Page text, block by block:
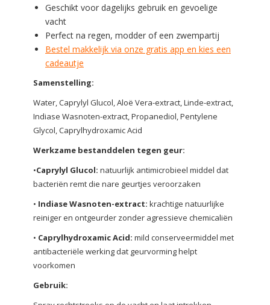
Geschikt voor dagelijks gebruik en gevoelige
vacht
Perfect na regen, modder of een zwempartij
Bestel makkelijk via onze gratis app en kies een
cadeautje
Samenstelling:
Water, Caprylyl Glucol, Aloë Vera-extract, Linde-extract,
Indiase Wasnoten-extract, Propanediol, Pentylene
Glycol, Caprylhydroxamic Acid
Werkzame bestanddelen tegen geur:
•Caprylyl Glucol: natuurlijk antimicrobieel middel dat
bacteriën remt die nare geurtjes veroorzaken
• Indiase Wasnoten-extract: krachtige natuurlijke
reiniger en ontgeurder zonder agressieve chemicaliën
• Caprylhydroxamic Acid: mild conserveermiddel met
antibacteriële werking dat geurvorming helpt
voorkomen
Gebruik: